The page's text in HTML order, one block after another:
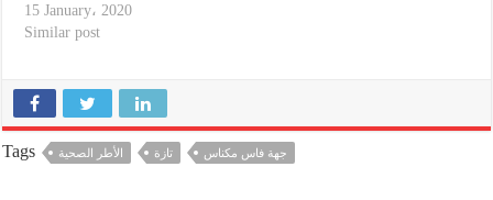
تقييم مستجدات الوضع
الصحي و قد كان الاجتماع
تشخيص الوضع
الصحيبالإقليم.و لقد سجل
مكتبنا النقابي ان القطاع
يعيش أزمة…
15 January، 2020
Similar post
Tags الأطر الصحية تازة جهة فاس مكناس